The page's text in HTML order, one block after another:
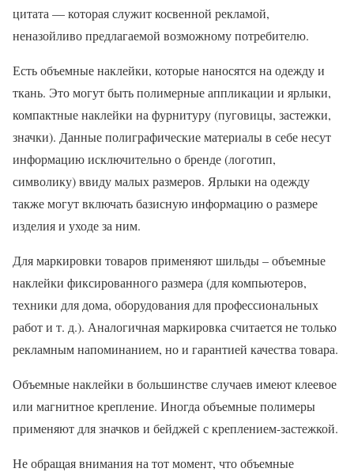
цитата — которая служит косвенной рекламой,
неназойливо предлагаемой возможному потребителю.
Есть объемные наклейки, которые наносятся на одежду и
ткань. Это могут быть полимерные аппликации и ярлыки,
компактные наклейки на фурнитуру (пуговицы, застежки,
значки). Данные полиграфические материалы в себе несут
информацию исключительно о бренде (логотип,
символику) ввиду малых размеров. Ярлыки на одежду
также могут включать базисную информацию о размере
изделия и уходе за ним.
Для маркировки товаров применяют шильды – объемные
наклейки фиксированного размера (для компьютеров,
техники для дома, оборудования для профессиональных
работ и т. д.). Аналогичная маркировка считается не только
рекламным напоминанием, но и гарантией качества товара.
Объемные наклейки в большинстве случаев имеют клеевое
или магнитное крепление. Иногда объемные полимеры
применяют для значков и бейджей с креплением-застежкой.
Не обращая внимания на тот момент, что объемные